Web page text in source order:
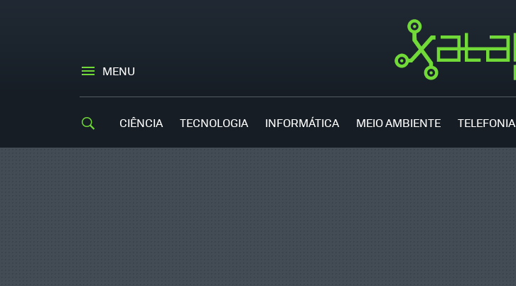
MENU
CIÊNCIA TECNOLOGIA INFORMÁTICA MEIO AMBIENTE TELEFONIA